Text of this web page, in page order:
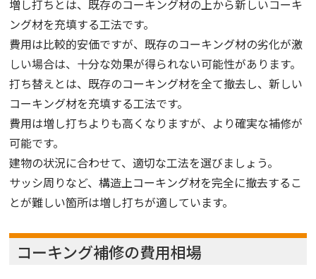
増し打ちとは、既存のコーキング材の上から新しいコーキ
ング材を充填する工法です。
費用は比較的安価ですが、既存のコーキング材の劣化が激
しい場合は、十分な効果が得られない可能性があります。
打ち替えとは、既存のコーキング材を全て撤去し、新しい
コーキング材を充填する工法です。
費用は増し打ちよりも高くなりますが、より確実な補修が
可能です。
建物の状況に合わせて、適切な工法を選びましょう。
サッシ周りなど、構造上コーキング材を完全に撤去するこ
とが難しい箇所は増し打ちが適しています。
コーキング補修の費用相場